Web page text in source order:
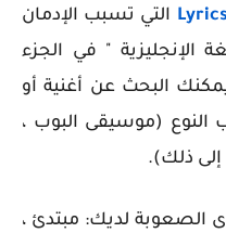
التي تسبب الإدمان
الإنجليزية " في الجزء
البحث عن أغنية أو
(موسيقى البوب ​​،
إلى ذلك).
الصعوبة لديك: مبتدئ ،